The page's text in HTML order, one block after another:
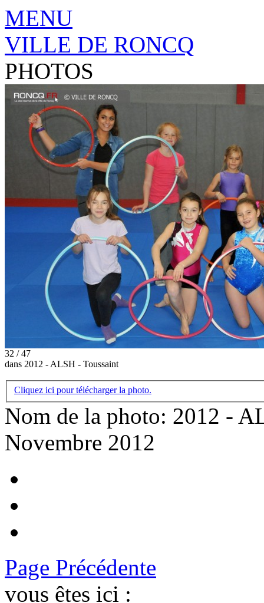
MENU
VILLE DE RONCQ
PHOTOS
32 / 47
dans 2012 - ALSH - Toussaint
Cliquez ici pour télécharger la photo.
Nom de la photo: 2012 -
Novembre 2012
Page Précédente
vous êtes ici :